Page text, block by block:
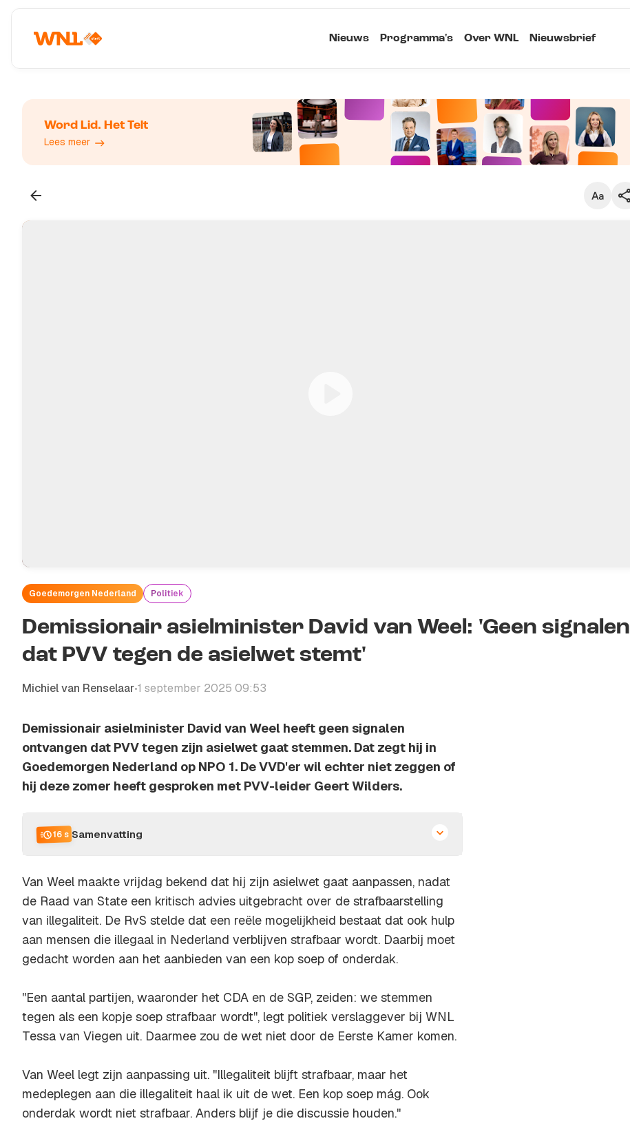
Nieuws Programma's Over WNL Nieuwsbrief
Word Lid. Het Telt
Lees meer
Goedemorgen Nederland Politiek
Demissionair asielminister David van Weel: 'Geen signalen
dat PVV tegen de asielwet stemt'
Michiel van Renselaar•1 september 2025 09:53
Demissionair asielminister David van Weel heeft geen signalen
ontvangen dat PVV tegen zijn asielwet gaat stemmen. Dat zegt hij in
Goedemorgen Nederland op NPO 1. De VVD'er wil echter niet zeggen of
hij deze zomer heeft gesproken met PVV-leider Geert Wilders.
16 s Samenvatting
Van Weel maakte vrijdag bekend dat hij zijn asielwet gaat aanpassen, nadat
de Raad van State een kritisch advies uitgebracht over de strafbaarstelling
van illegaliteit. De RvS stelde dat een reële mogelijkheid bestaat dat ook hulp
aan mensen die illegaal in Nederland verblijven strafbaar wordt. Daarbij moet
gedacht worden aan het aanbieden van een kop soep of onderdak.
''Een aantal partijen, waaronder het CDA en de SGP, zeiden: we stemmen
tegen als een kopje soep strafbaar wordt'', legt politiek verslaggever bij WNL
Tessa van Viegen uit. Daarmee zou de wet niet door de Eerste Kamer komen.
Van Weel legt zijn aanpassing uit. ''Illegaliteit blijft strafbaar, maar het
medeplegen aan die illegaliteit haal ik uit de wet. Een kop soep mág. Ook
onderdak wordt niet strafbaar. Anders blijf je die discussie houden.''